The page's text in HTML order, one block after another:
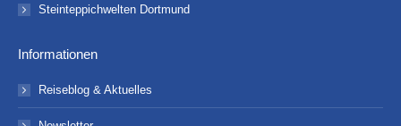
Steinteppichwelten Dortmund
Informationen
Reiseblog & Aktuelles